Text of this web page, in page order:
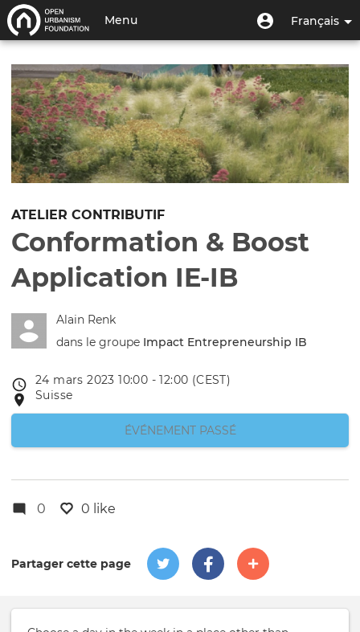
contenu
Français
Menu
du
compte
de
l'utilisateur
Menu
utilisateur
Menu
Toggle
navigation
ATELIER CONTRIBUTIF
Conformation & Boost
Application IE-IB
Alain Renk
dans le groupe Impact Entrepreneurship IB
Event
date
24 mars 2023 10:00 - 12:00 (CEST)
Lieu
de
Suisse
ÉVÉNEMENT PASSÉ
0 0 like
Partager cette page